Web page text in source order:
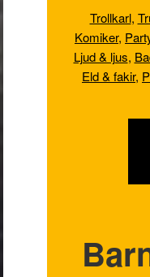
Trollkarl,
Komiker,
Ljud & ljus,
Eld & fakir,